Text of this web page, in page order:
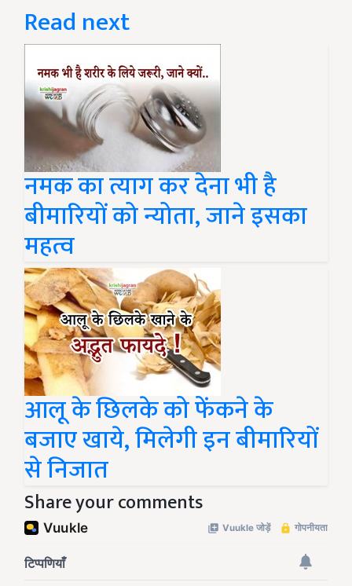
Read next
नमक का त्याग कर देना भी है
बीमारियों को न्योता, जाने इसका
महत्व
आलू के छिलके को फेंकने के
बजाए खाये, मिलेगी इन बीमारियों
से निजात
Share your comments